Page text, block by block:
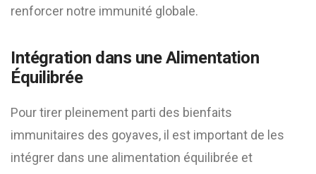
renforcer notre immunité globale.
Intégration dans une Alimentation
Équilibrée
Pour tirer pleinement parti des bienfaits
immunitaires des goyaves, il est important de les
intégrer dans une alimentation équilibrée et